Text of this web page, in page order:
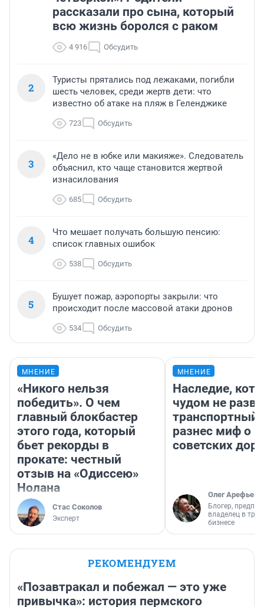
рассказали про сына, который
всю жизнь боролся с раком
4 916 Обсудить
2
Туристы прятались под лежаками, погибли
шесть человек, среди жертв дети: что
известно об атаке на пляж в Геленджике
723 Обсудить
3
«Дело не в юбке или макияже». Следователь
объяснил, кто чаще становится жертвой
изнасилования
685 Обсудить
4
Что мешает получать большую пенсию:
список главных ошибок
538 Обсудить
5
Бушует пожар, аэропорты закрыли: что
происходит после массовой атаки дронов
534 Обсудить
МНЕНИЕ
«Никого нельзя
победить». О чем
главный блокбастер
этого года, который
бьет рекорды в
прокате: честный
отзыв на «Одиссею»
Нолана
Стас Соколов
Эксперт
МНЕНИЕ
Наследие,
чудом не
транспортный
разнес миф о
советских
Олег Арефьев
Блогер,
владелец в
бизнесе
РЕКОМЕНДУЕМ
«Позавтракал и побежал — это уже
привычка»: история пермского